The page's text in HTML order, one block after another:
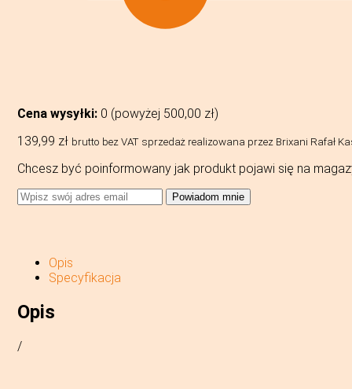
Cena wysyłki: 0 (powyżej 500,00 zł)
139,99 zł brutto bez VAT sprzedaż realizowana przez Brixani Rafał
Chcesz być poinformowany jak produkt pojawi się na
Powiadom mnie
Opis
Specyfikacja
Opis
/